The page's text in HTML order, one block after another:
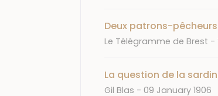
Deux patrons-
Journal
Le Télégramme de Brest
La question de la
Journal
Gil Blas Date
09 January 1906